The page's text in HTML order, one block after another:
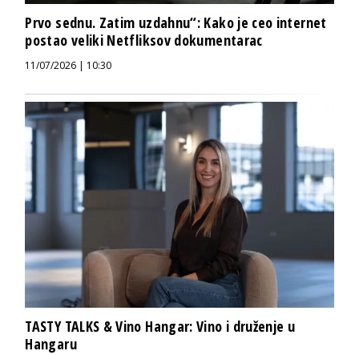
Prvo sednu. Zatim uzdahnu“: Kako je ceo internet
postao veliki Netfliksov dokumentarac
11/07/2026 | 10:30
TASTY TALKS & Vino Hangar: Vino i druženje u
Hangaru